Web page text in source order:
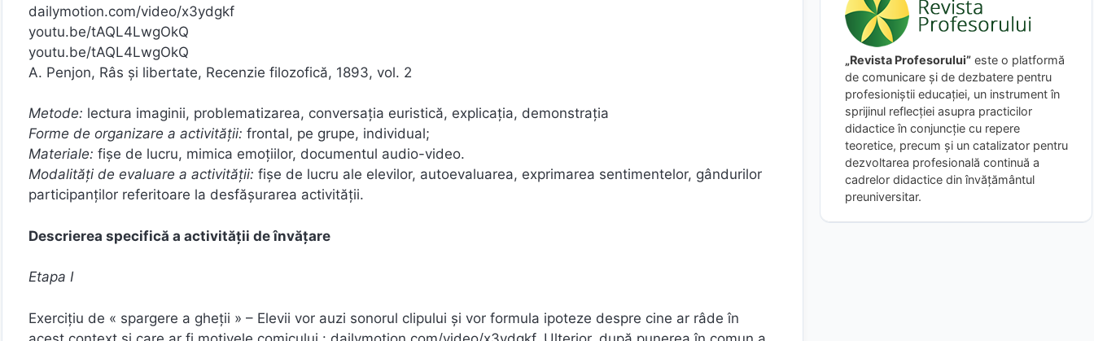
dailymotion.com/video/x3ydgkf
youtu.be/tAQL4LwgOkQ
youtu.be/tAQL4LwgOkQ
A. Penjon, Râs și libertate, Recenzie filozofică, 1893, vol. 2
Metode: lectura imaginii, problematizarea, conversaţia euristică, explicaţia, demonstraţia
Forme de organizare a activităţii: frontal, pe grupe, individual;
Materiale: fişe de lucru, mimica emoţiilor, documentul audio-video.
Modalităţi de evaluare a activităţii: fişe de lucru ale elevilor, autoevaluarea, exprimarea sentimentelor, gândurilor
participanţilor referitoare la desfăşurarea activităţii.
Descrierea specifică a activității de învățare
Etapa I
Exerciţiu de « spargere a gheții » – Elevii vor auzi sonorul clipului și vor formula ipoteze despre cine ar râde în
„Revista Profesorului” este o platformă
de comunicare și de dezbatere pentru
profesioniștii educației, un instrument în
sprijinul reflecției asupra practicilor
didactice în conjuncție cu repere
teoretice, precum și un catalizator pentru
dezvoltarea profesională continuă a
cadrelor didactice din învățământul
preuniversitar.